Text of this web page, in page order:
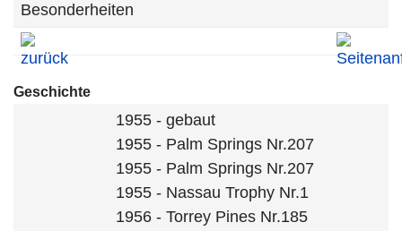
Besonderheiten
Geschichte
1955 - gebaut
1955 - Palm Springs Nr.207
1955 - Palm Springs Nr.207
1955 - Nassau Trophy Nr.1
1956 - Torrey Pines Nr.185